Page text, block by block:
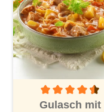
Gulasch mit